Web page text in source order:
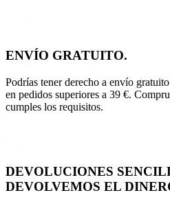
ENVÍO GRATUITO.
Podrías tener derecho a envío
en pedidos superiores a 39 €.
cumples los requisitos.
DEVOLUCIONES
DEVOLVEMOS EL